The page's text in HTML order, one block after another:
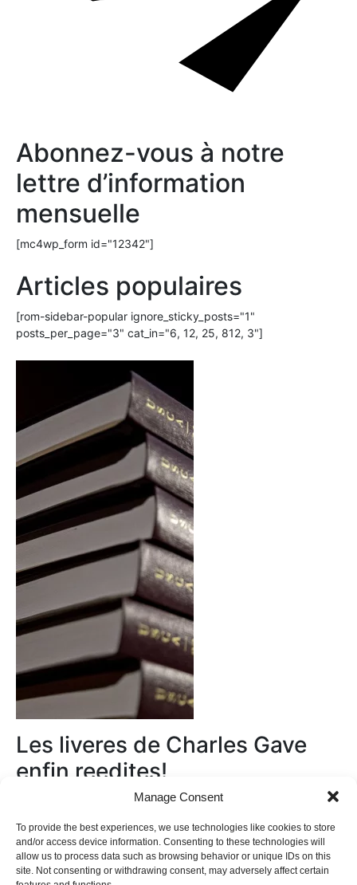
Manage Consent
To provide the best experiences, we use technologies like cookies to store
and/or access device information. Consenting to these technologies will
allow us to process data such as browsing behavior or unique IDs on this
site. Not consenting or withdrawing consent, may adversely affect certain
Abonnez-vous à notre
lettre d’information
mensuelle
[mc4wp_form id="12342"]
Articles populaires
[rom-sidebar-popular ignore_sticky_posts="1"
posts_per_page="3" cat_in="6, 12, 25, 812, 3"]
Les liveres de Charles Gave
enfin reedites!